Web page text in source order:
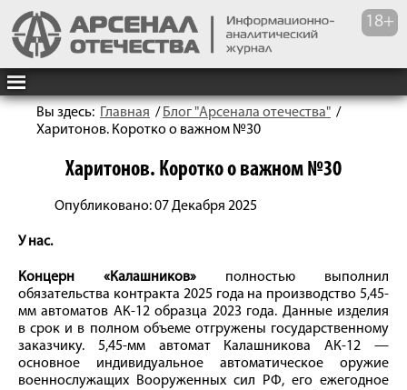
Вы здесь: Главная / Блог "Арсенала отечества" /
Харитонов. Коротко о важном №30
Харитонов. Коротко о важном №30
Опубликовано: 07 Декабря 2025
У нас.
Концерн «Калашников» полностью выполнил
обязательства контракта 2025 года на производство 5,45-
мм автоматов АК-12 образца 2023 года. Данные изделия
в срок и в полном объеме отгружены государственному
заказчику. 5,45-мм автомат Калашникова АК-12 —
основное индивидуальное автоматическое оружие
военнослужащих Вооруженных сил РФ, его ежегодное